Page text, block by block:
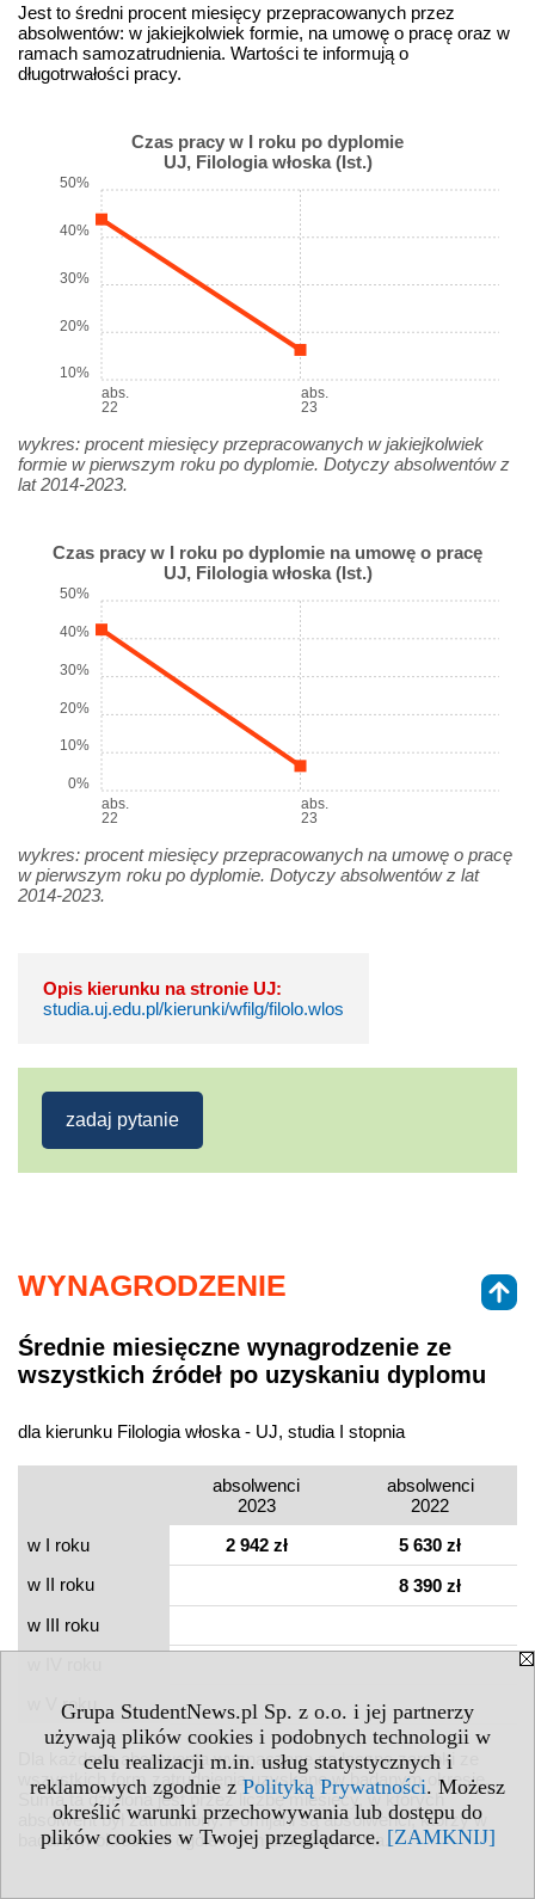
Grupa StudentNews.pl Sp. z o.o. i jej partnerzy
używają plików cookies i podobnych technologii w
celu realizacji m.in. usług statystycznych i
reklamowych zgodnie z Polityką Prywatności. Możesz
określić warunki przechowywania lub dostępu do
plików cookies w Twojej przeglądarce. [ZAMKNIJ]
Jest to średni procent miesięcy przepracowanych przez
absolwentów: w jakiejkolwiek formie, na umowę o pracę oraz w
ramach samozatrudnienia. Wartości te informują o
długotrwałości pracy.
Czas pracy w I roku po dyplomie
UJ, Filologia włoska (Ist.)
abs.
22
abs.
23
10%
20%
30%
40%
50%
wykres: procent miesięcy przepracowanych w jakiejkolwiek
formie w pierwszym roku po dyplomie. Dotyczy absolwentów z
lat 2014-2023.
Czas pracy w I roku po dyplomie na umowę o pracę
UJ, Filologia włoska (Ist.)
abs.
22
abs.
23
0%
10%
20%
30%
40%
50%
wykres: procent miesięcy przepracowanych na umowę o pracę
w pierwszym roku po dyplomie. Dotyczy absolwentów z lat
2014-2023.
Opis kierunku na stronie UJ:
studia.uj.edu.pl/kierunki/wfilg/filolo.wlos
zadaj pytanie
WYNAGRODZENIE
Średnie miesięczne wynagrodzenie ze
wszystkich źródeł po uzyskaniu dyplomu
dla kierunku Filologia włoska - UJ, studia I stopnia
absolwenci
2023
absolwenci
2022
w I roku
2 942 zł
5 630 zł
w II roku
8 390 zł
w III roku
w V roku
Dla każdego absolwenta wyznaczane są łączne zarobki ze
wszystkich form zatrudnienia uzyskane w badanym okresie.
Suma ta dzielona jest przez liczbę miesięcy, w których
absolwent był zatrudniony. Pomijani są absolwenci, którzy w
badanym okresie w ogóle nie mieli zatrudnienia.